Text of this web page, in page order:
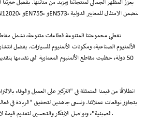
يعزز المظهر الجمالي لمنتجاتنا ويزيد من متانتها. بفضل خبرتنا
GB5237، وTS16949، وEN12020، وEN755، وEN573، نضمن الامتثال للمعايير الدولية.
تغطي مجموعتنا المتنوعة قطاعات متنوعة، تشمل مقاطع
الألمنيوم الصناعية، ومكونات الألمنيوم للسيارات. بفضل
50 دولة، حظيت مقاطع الألمنيوم المعمارية التي نقدمها
انطلاقًا من قيمنا المتمثلة في "التركيز على العميل والوفاء
بتجاوز توقعات عملائنا. ونسعى جاهدين لتحقيق "الريادة في
الصينية"، ونواصل الابتكار والتحسين لتقديم قيمة لا مثيل لها لعملائنا حول العالم.